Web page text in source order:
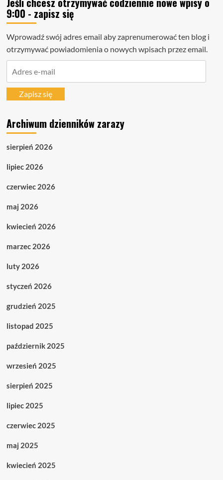
9:00 - zapisz się
Wprowadź swój adres email aby zaprenumerować ten blog i
otrzymywać powiadomienia o nowych wpisach przez email.
mailZapisz się
Archiwum dzienników zarazy
sierpień 2026
lipiec 2026
czerwiec 2026
maj 2026
kwiecień 2026
marzec 2026
luty 2026
styczeń 2026
grudzień 2025
listopad 2025
październik 2025
wrzesień 2025
sierpień 2025
lipiec 2025
czerwiec 2025
maj 2025
kwiecień 2025